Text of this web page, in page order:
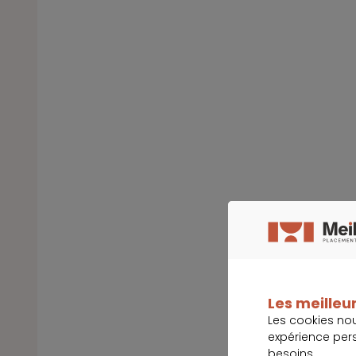
Les
Les cookies
expérience